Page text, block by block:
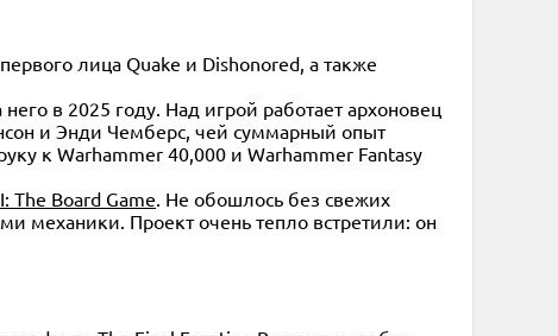
3 990 ₽
лица Quake и Dishonored, а также
в 2025 году. Над игрой работает архоновец
и Энди Чемберс, чей суммарный опыт
к Warhammer 40,000 и Warhammer Fantasy
The Board Game . Не обошлось без свежих
механики. Проект очень тепло встретили: он